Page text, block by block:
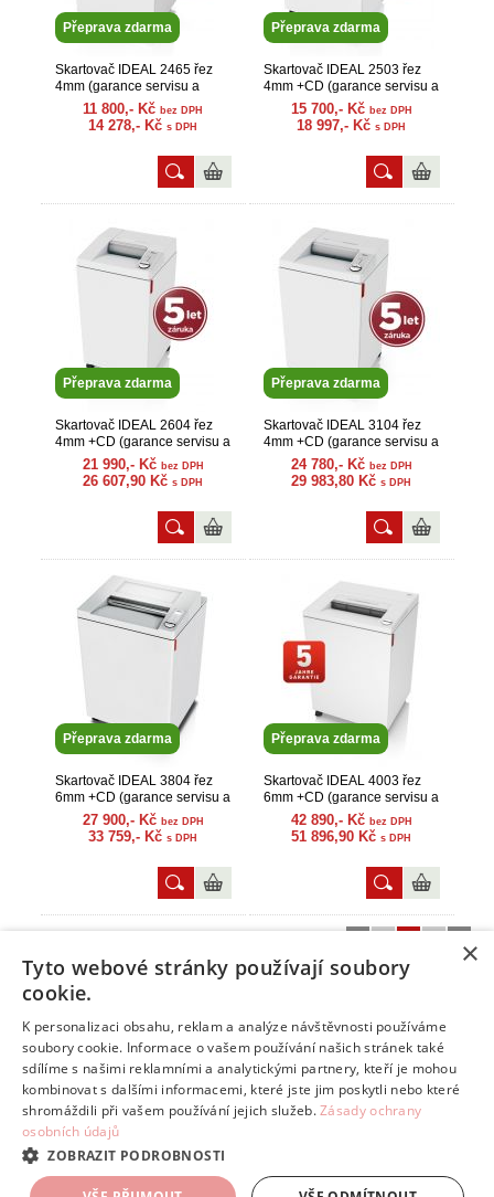
Přeprava zdarma
Skartovač IDEAL 2465 řez
4mm (garance servisu a
náhr. dílů)
11 800,- Kč bez DPH
14 278,- Kč s DPH
Přeprava zdarma
Skartovač IDEAL 2503 řez
4mm +CD (garance servisu a
náhr. dílů)
15 700,- Kč bez DPH
18 997,- Kč s DPH
Přeprava zdarma
Skartovač IDEAL 2604 řez
4mm +CD (garance servisu a
náhr. dílů)
21 990,- Kč bez DPH
26 607,90 Kč s DPH
Přeprava zdarma
Skartovač IDEAL 3104 řez
4mm +CD (garance servisu a
náhr. dílů)
24 780,- Kč bez DPH
29 983,80 Kč s DPH
Přeprava zdarma
Skartovač IDEAL 3804 řez
6mm +CD (garance servisu a
náhr. dílů)
27 900,- Kč bez DPH
33 759,- Kč s DPH
Přeprava zdarma
Skartovač IDEAL 4003 řez
6mm +CD (garance servisu a
náhr. dílů)
42 890,- Kč bez DPH
51 896,90 Kč s DPH
Info
Tipy na volný čas
Kontakt
Odstoupení od smlouvy
×
Tyto webové stránky používají soubory
cookie.
K personalizaci obsahu, reklam a analýze návštěvnosti používáme
soubory cookie. Informace o vašem používání našich stránek také
sdílíme s našimi reklamními a analytickými partnery, kteří je mohou
kombinovat s dalšími informacemi, které jste jim poskytli nebo které
shromáždili při vašem používání jejich služeb.Zásady ochrany
osobních údajů
ZOBRAZIT PODROBNOSTI